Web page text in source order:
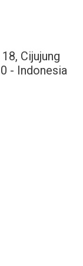
Cijujung
- Indonesia